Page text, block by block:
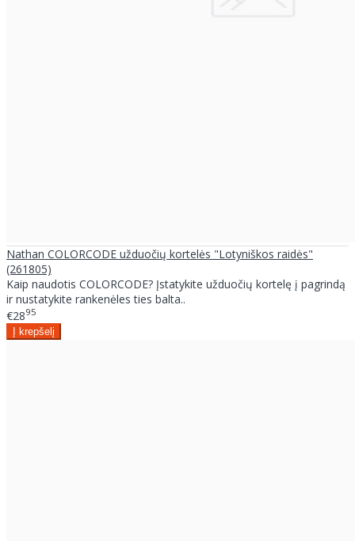
Nathan COLORCODE užduočių kortelės "Lotyniškos raidės"
(261805)
Kaip naudotis COLORCODE? Įstatykite užduočių kortelę į pagrindą
ir nustatykite rankenėles ties balta..
€2895